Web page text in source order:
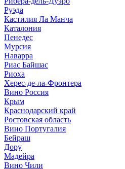
Руэда
Кастилия Ла Манча
Каталония
Пенедес
Мурсия
Наварра
Риас Байшас
Риоха
Херес-де-ла-Фронтера
Вино Россия
Крым
Краснодарский край
Ростовская область
Вино Португалия
Бейраш
Дору
Мадейра
Вино Чили